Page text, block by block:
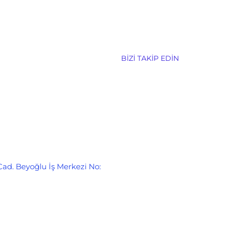
Beyoğlu İş Merkezi No:
BIZI TAKIP EDIN